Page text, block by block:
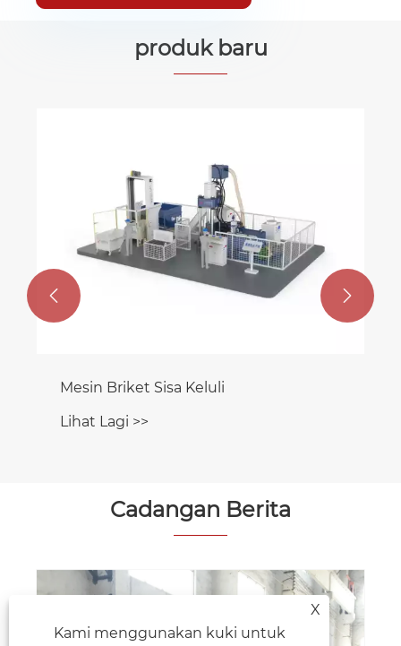
produk baru
Mesin Briket Sisa Keluli
Lihat Lagi >>
 
Cadangan Berita
X
Kami menggunakan kuki untuk